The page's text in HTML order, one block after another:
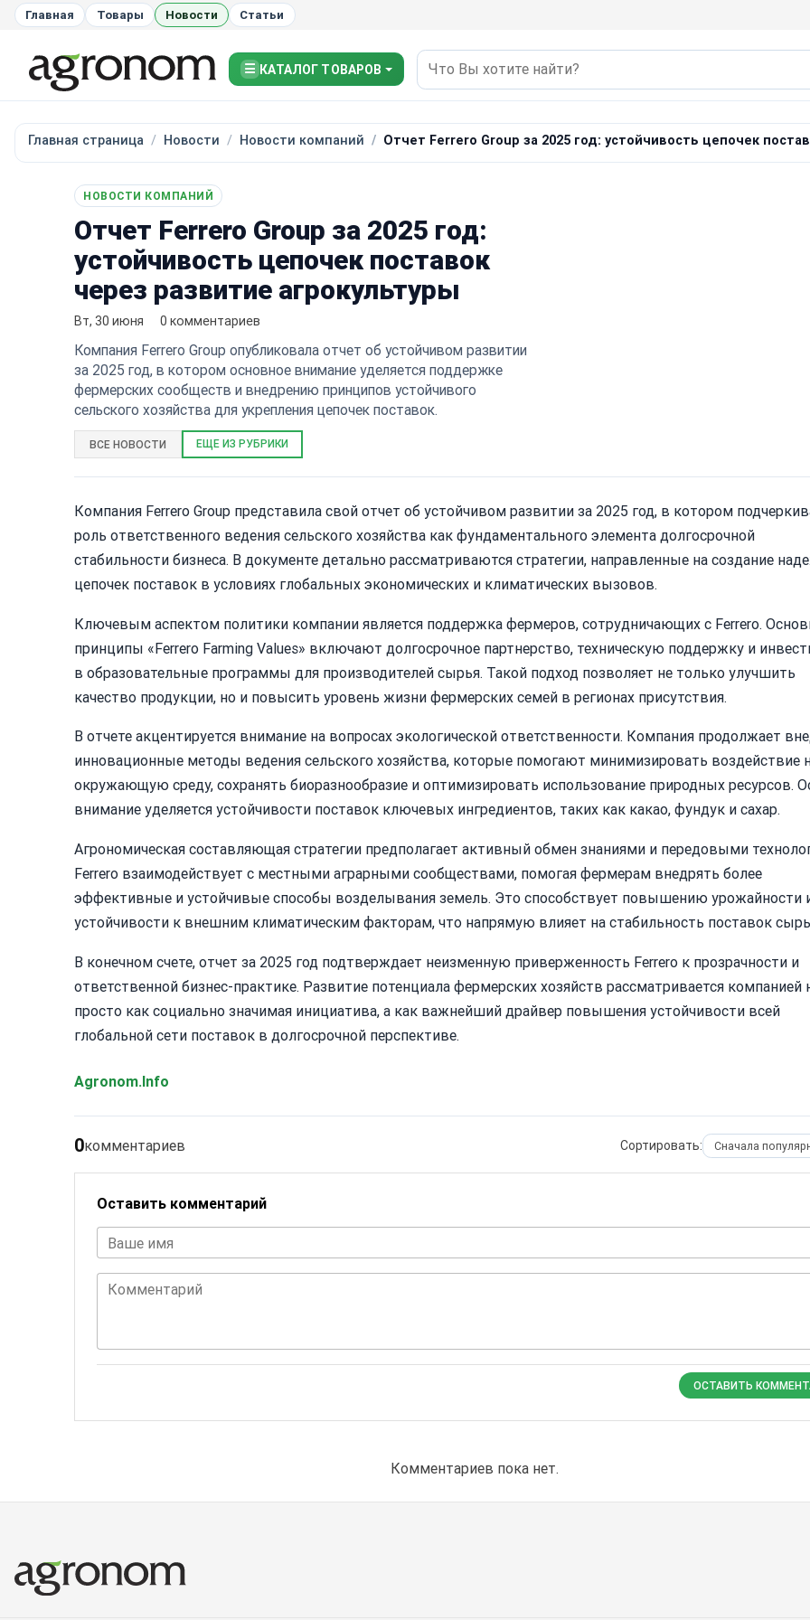
Главная Товары Новости Статьи
☰ КАТАЛОГ ТОВАРОВ
Главная страница Новости Новости компаний Отчет Ferrero Group за 2025 год: устойчивость цепочек
НОВОСТИ КОМПАНИЙ
Отчет Ferrero Group за 2025 год:
устойчивость цепочек поставок
через развитие агрокультуры
Вт, 30 июня 0 комментариев
Компания Ferrero Group опубликовала отчет об устойчивом развитии
за 2025 год, в котором основное внимание уделяется поддержке
фермерских сообществ и внедрению принципов устойчивого
сельского хозяйства для укрепления цепочек поставок.
ВСЕ НОВОСТИ ЕЩЕ ИЗ РУБРИКИ
Компания Ferrero Group представила свой отчет об устойчивом развитии за 2025 год, в котором
роль ответственного ведения сельского хозяйства как фундаментального элемента долгосрочной
стабильности бизнеса. В документе детально рассматриваются стратегии, направленные на создание
цепочек поставок в условиях глобальных экономических и климатических вызовов.
Ключевым аспектом политики компании является поддержка фермеров, сотрудничающих с Ferrero.
принципы «Ferrero Farming Values» включают долгосрочное партнерство, техническую поддержку и
в образовательные программы для производителей сырья. Такой подход позволяет не только улучшить
качество продукции, но и повысить уровень жизни фермерских семей в регионах присутствия.
В отчете акцентируется внимание на вопросах экологической ответственности. Компания продолжает
инновационные методы ведения сельского хозяйства, которые помогают минимизировать воздействие
окружающую среду, сохранять биоразнообразие и оптимизировать использование природных ресурсов.
внимание уделяется устойчивости поставок ключевых ингредиентов, таких как какао, фундук и сахар.
Агрономическая составляющая стратегии предполагает активный обмен знаниями и передовыми
Ferrero взаимодействует с местными аграрными сообществами, помогая фермерам внедрять более
эффективные и устойчивые способы возделывания земель. Это способствует повышению урожайности
устойчивости к внешним климатическим факторам, что напрямую влияет на стабильность поставок
В конечном счете, отчет за 2025 год подтверждает неизменную приверженность Ferrero к прозрачности и
ответственной бизнес-практике. Развитие потенциала фермерских хозяйств рассматривается компанией
просто как социально значимая инициатива, а как важнейший драйвер повышения устойчивости всей
глобальной сети поставок в долгосрочной перспективе.
Agronom.Info
0комментариев Сортировать:
Оставить комментарий
Ваше имя
Комментарий
ОСТАВИТЬ
Комментариев пока нет.